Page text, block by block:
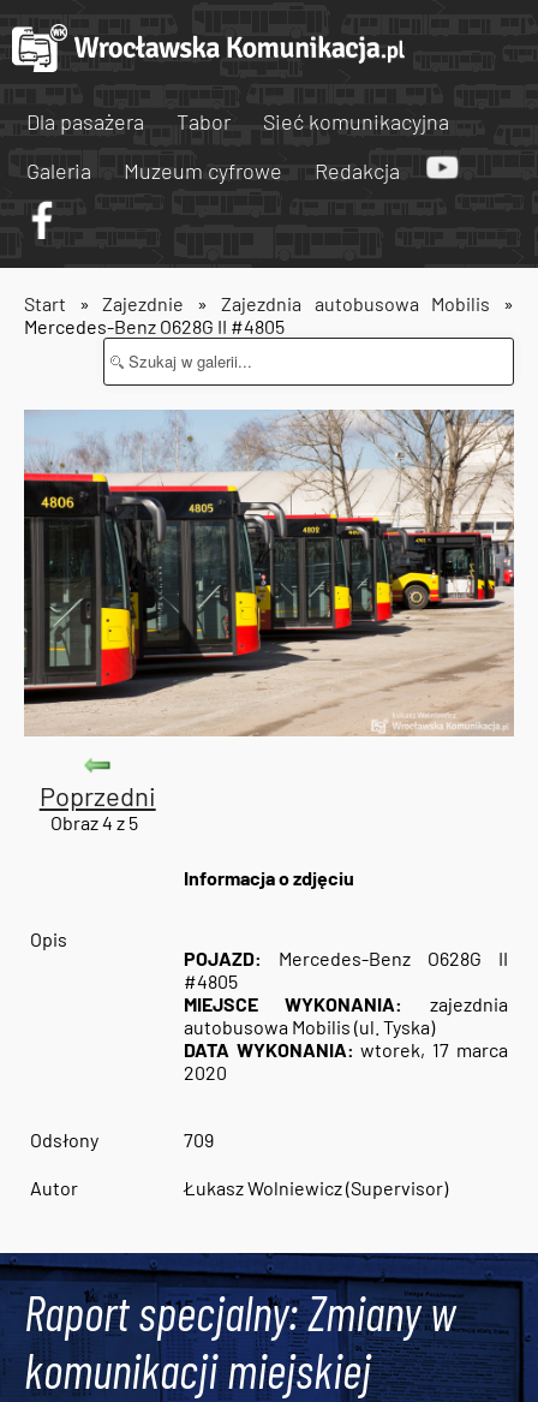
Dla pasażera Tabor
Sieć komunikacyjna
Galeria
Muzeum cyfrowe Redakcja
Start »Zajezdnie » Zajezdnia autobusowa Mobilis »
Mercedes-Benz O628G II #4805
Poprzedni
Obraz 4 z 5
Informacja o zdjęciu
Opis
POJAZD: Mercedes-Benz O628G II
#4805
MIEJSCE WYKONANIA:
zajezdnia
autobusowa Mobilis (ul. Tyska)
DATA WYKONANIA: wtorek, 17 marca
2020
Odsłony 709
Autor Łukasz Wolniewicz (Supervisor)
Raport specjalny: Zmiany w
komunikacji miejskiej